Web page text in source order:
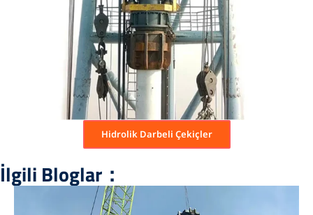
Hidrolik Darbeli Çekiçler
İlgili Bloglar：